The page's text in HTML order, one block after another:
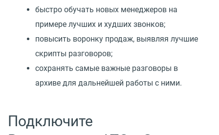
быстро обучать новых менеджеров на
примере лучших и худших звонков;
повысить воронку продаж, выявляя лучшие
скрипты разговоров;
сохранять самые важные разговоры в
архиве для дальнейшей работы с ними.
Подключите